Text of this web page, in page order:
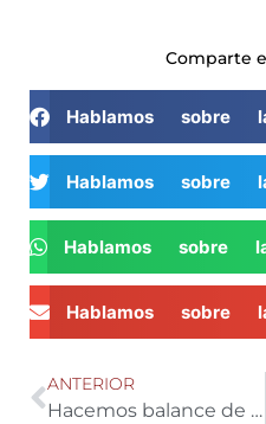
Comparte
Hablamos
Hablamos
Hablamos
Hablamos
ANTERIOR
Hacemos balance de la campaña de melón y sandía con unos 75 millones de euros en pérdidas estimadas